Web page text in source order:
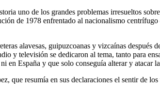
uno de los grandes problemas irresueltos
de 1978 enfrentado al nacionalismo
alavesas, guipuzcoanas y vizcaínas después
y televisión se dedicaron al tema, tanto para
España y que solo conseguía alterar y atacar
que resumía en sus declaraciones el sentir de